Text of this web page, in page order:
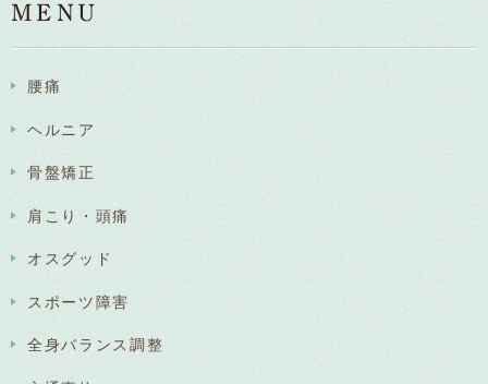
MENU
腰痛
ヘルニア
骨盤矯正
肩こり・頭痛
オスグッド
スポーツ障害
全身バランス調整